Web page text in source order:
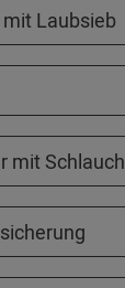
Laubsieb
mit Schlauch